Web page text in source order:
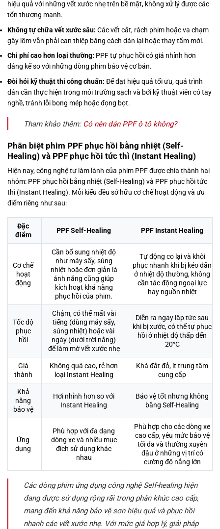
hiệu quả với những vết xước nhẹ trên bề mặt, không xử lý được các
tổn thương mạnh.
Không tự chữa vết xước sâu: Các vết cắt, rách phim hoặc va chạm
gây lõm vẫn phải can thiệp bằng cách dán lại hoặc thay tấm mới.
Chi phí cao hơn loại thường: PPF tự phục hồi có giá nhỉnh hơn
đáng kể so với những dòng phim bảo vệ cơ bản.
Đòi hỏi kỹ thuật thi công chuẩn: Để đạt hiệu quả tối ưu, quá trình
dán cần thực hiện trong môi trường sạch và bởi kỹ thuật viên có tay
nghề, tránh lỗi bong mép hoặc đọng bọt.
Tham khảo thêm: Có nên dán PPF ô tô không?
Phân biệt phim PPF phục hồi bằng nhiệt (Self-
Healing) và PPF phục hồi tức thì (Instant Healing)
Hiện nay, công nghệ tự làm lành của phim PPF được chia thành hai
nhóm: PPF phục hồi bằng nhiệt (Self-Healing) và PPF phục hồi tức
thì (Instant Healing). Mỗi kiểu đều sở hữu cơ chế hoạt động và ưu
điểm riêng như sau:
Đặc
điểm
PPF Self-Healing PPF Instant Healing
Cơ chế
hoạt
động
Cần bổ sung nhiệt độ
như máy sấy, súng
nhiệt hoặc đơn giản là
ánh nắng cũng giúp
kích hoạt khả năng
phục hồi của phim.
Tự động co lại và khôi
phục nhanh khi bị kéo dãn
ở nhiệt độ thường, không
cần tác động ngoại lực
hay nguồn nhiệt
Tốc độ
phục
hồi
Chậm, có thể mất vài
tiếng (dùng máy sấy,
súng nhiệt) hoặc vài
ngày (dưới trời nắng)
để làm mờ vết xước nhẹ
Diễn ra ngay lập tức sau
khi bị xước, có thể tự phục
hồi ở nhiệt độ thấp đến
20°C
Giá
thành
Không quá cao, rẻ hơn
loại Instant Healing
Khá đắt đỏ, ít trung tâm
cung cấp
Khả
năng
bảo vệ
Hơi nhỉnh hơn so với
Instant Healing
Bảo vệ tốt nhưng không
bằng Self-Healing
Ứng
dụng
Phù hợp với đa dạng
dòng xe và nhiều mục
đích sử dụng khác
nhau
Phù hợp cho các dòng xe
cao cấp, yêu mức bảo vệ
tối đa và thường xuyên
đậu ở những vị trí có
cường độ nắng lớn
Các dòng phim ứng dụng công nghệ Self-healing hiện
đang được sử dụng rộng rãi trong phân khúc cao cấp,
mang đến khả năng bảo vệ sơn hiệu quả và phục hồi
nhanh các vết xước nhẹ. Với mức giá hợp lý, giải pháp